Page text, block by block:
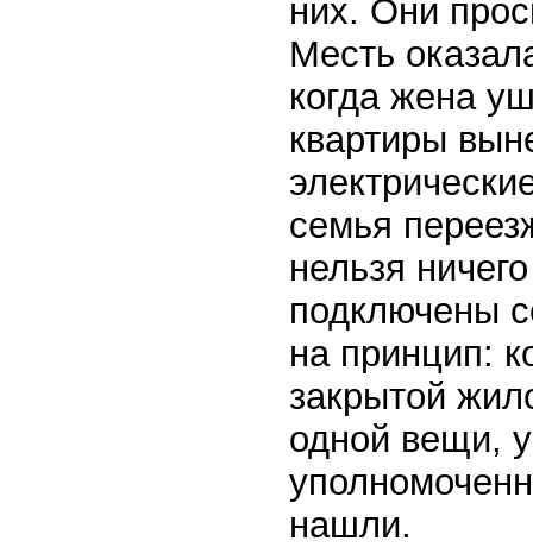
них. Они
Месть
когда жена
квартиры
семья
нельзя
подключены
на принцип:
закрытой
одной вещи,
нашли.